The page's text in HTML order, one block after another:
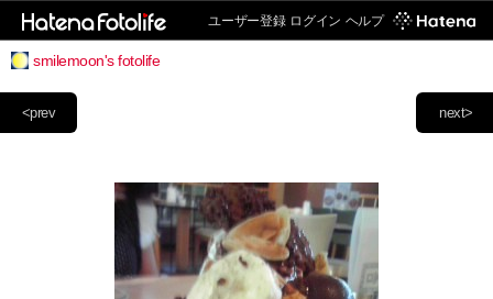
ユーザー登録 ログイン ヘルプ
smilemoon's fotolife
next>
<prev